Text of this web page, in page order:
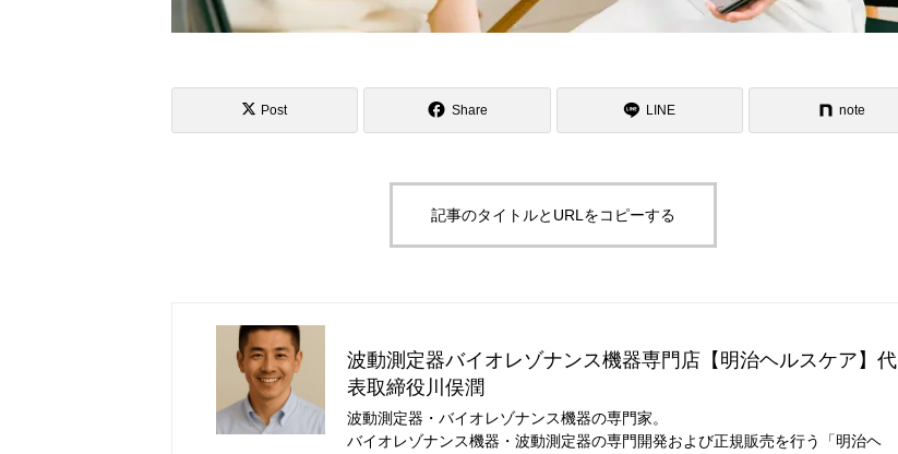
Post Share LINE note
記事のタイトルとURLをコピーする
波動測定器バイオレゾナンス機器専門店【明治ヘルスケア】代
表取締役川俣潤
波動測定器・バイオレゾナンス機器の専門家。
バイオレゾナンス機器・波動測定器の専門開発および正規販売を行う「明治ヘ